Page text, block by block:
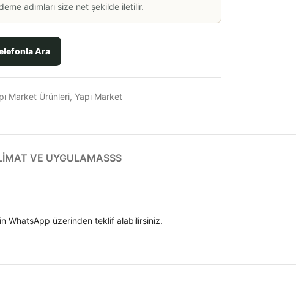
adımları size net şekilde iletilir.
Ara
Market Ürünleri, Yapı Market
VE UYGULAMASSS
WhatsApp üzerinden teklif alabilirsiniz.